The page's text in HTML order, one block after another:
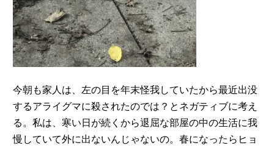
今朝も家人は、左の目を年末怪我していたから最近出没
するアライグマに殺されたのでは？とネガティブに考え
る。私は、寒い日が続くから退屈な部屋の中の生活に我
慢していて外に出ないんじゃないの。春になったらヒョ